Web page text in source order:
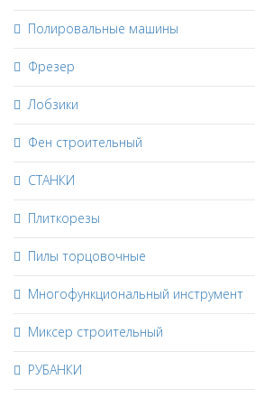
Полировальные машины
Фрезер
Лобзики
Фен строительный
СТАНКИ
Плиткорезы
Пилы торцовочные
Многофункциональный инструмент
Миксер строительный
РУБАНКИ